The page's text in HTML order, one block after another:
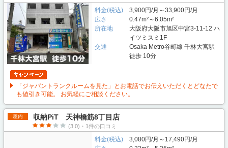
料金(税込)
3,900円/月～33,900円/月
広さ
0.47m²～6.05m²
所在地
大阪府大阪市旭区中宮3-11-12 ハ
イツミスミ1F
交通
Osaka Metro谷町線 千林大宮駅
徒歩 10分
「ジャパントランクルームを見た」とお電話でお伝えいただくとどなたで
も値引き可能。 お気軽にご相談ください。
屋内 収納PiT 天神橋筋8丁目店
(3.0)・1件の口コミ
料金(税込)
3,080円/月～17,490円/月